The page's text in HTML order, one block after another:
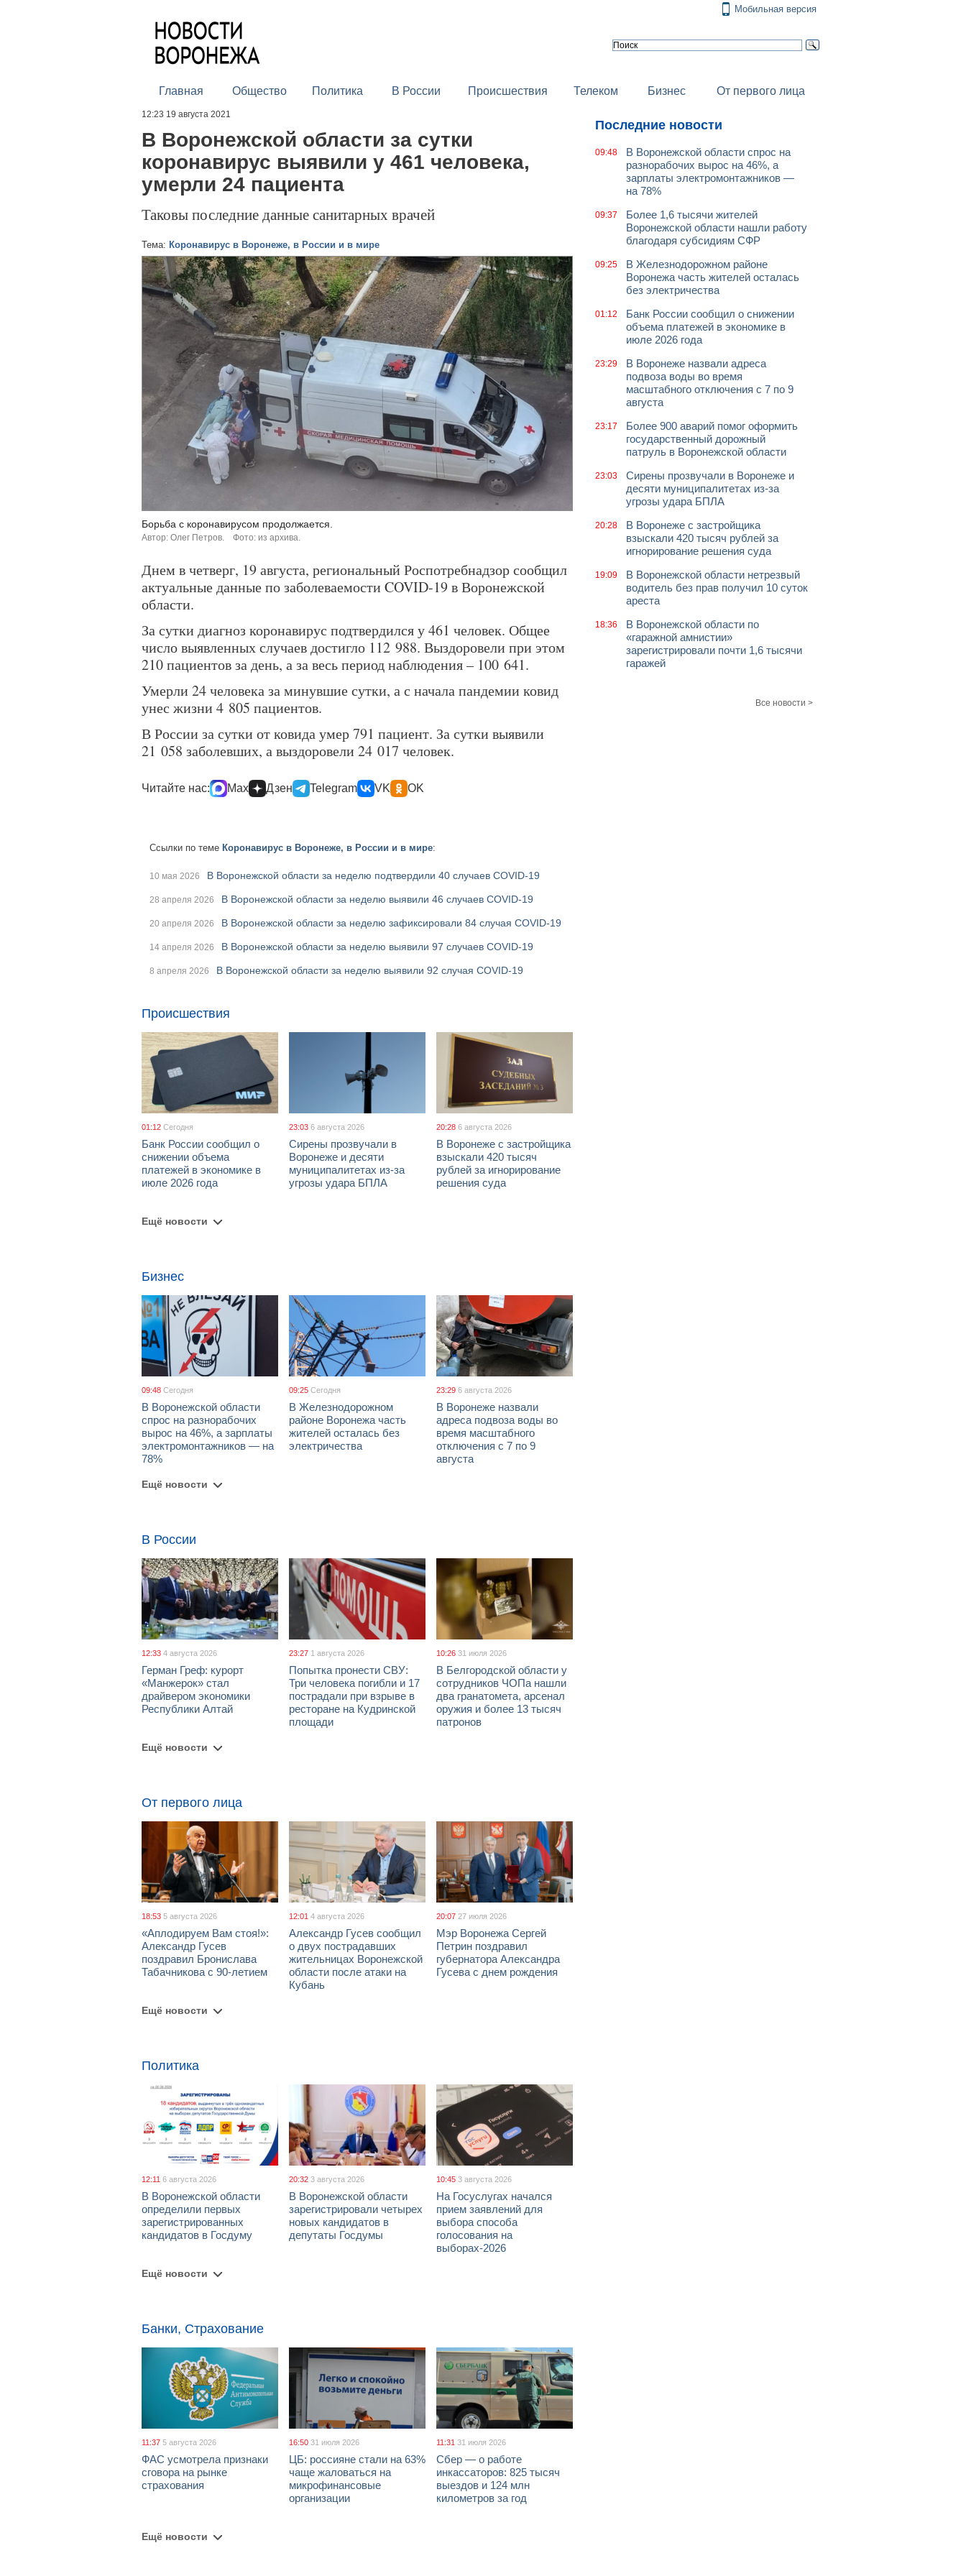
Мобильная версия
Главная Общество Политика В России Происшествия Телеком Бизнес От первого лица
12:23 19 августа 2021
В Воронежской области за сутки
коронавирус выявили у 461 человека,
умерли 24 пациента
Таковы последние данные санитарных врачей
Тема: Коронавирус в Воронеже, в России и в мире
Борьба с коронавирусом продолжается.
Автор: Олег Петров. Фото: из архива.
Днем в четверг, 19 августа, региональный Роспотребнадзор сообщил
актуальные данные по заболеваемости COVID-19 в Воронежской
области.
За сутки диагноз коронавирус подтвердился у 461 человек. Общее
число выявленных случаев достигло 112 988. Выздоровели при этом
210 пациентов за день, а за весь период наблюдения – 100 641.
Умерли 24 человека за минувшие сутки, а с начала пандемии ковид
унес жизни 4 805 пациентов.
В России за сутки от ковида умер 791 пациент. За сутки выявили
21 058 заболевших, а выздоровели 24 017 человек.
Читайте нас: Max Дзен Telegram VK OK
Ссылки по теме Коронавирус в Воронеже, в России и в мире:
10 мая 2026 В Воронежской области за неделю подтвердили 40 случаев COVID-19
28 апреля 2026 В Воронежской области за неделю выявили 46 случаев COVID-19
20 апреля 2026 В Воронежской области за неделю зафиксировали 84 случая COVID-19
14 апреля 2026 В Воронежской области за неделю выявили 97 случаев COVID-19
8 апреля 2026 В Воронежской области за неделю выявили 92 случая COVID-19
Происшествия
01:12 Сегодня
Банк России сообщил о
снижении объема
платежей в экономике в
июле 2026 года
23:03 6 августа 2026
Сирены прозвучали в
Воронеже и десяти
муниципалитетах из-за
угрозы удара БПЛА
20:28 6 августа 2026
В Воронеже с застройщика
взыскали 420 тысяч
рублей за игнорирование
решения суда
Ещё новости
Бизнес
09:48 Сегодня
В Воронежской области
спрос на разнорабочих
вырос на 46%, а зарплаты
электромонтажников — на
78%
09:25 Сегодня
В Железнодорожном
районе Воронежа часть
жителей осталась без
электричества
23:29 6 августа 2026
В Воронеже назвали
адреса подвоза воды во
время масштабного
отключения с 7 по 9
августа
Ещё новости
В России
12:33 4 августа 2026
Герман Греф: курорт
«Манжерок» стал
драйвером экономики
Республики Алтай
23:27 1 августа 2026
Попытка пронести СВУ:
Три человека погибли и 17
пострадали при взрыве в
ресторане на Кудринской
площади
10:26 31 июля 2026
В Белгородской области у
сотрудников ЧОПа нашли
два гранатомета, арсенал
оружия и более 13 тысяч
патронов
Ещё новости
От первого лица
18:53 5 августа 2026
«Аплодируем Вам стоя!»:
Александр Гусев
поздравил Бронислава
Табачникова с 90-летием
12:01 4 августа 2026
Александр Гусев сообщил
о двух пострадавших
жительницах Воронежской
области после атаки на
Кубань
20:07 27 июля 2026
Мэр Воронежа Сергей
Петрин поздравил
губернатора Александра
Гусева с днем рождения
Ещё новости
Политика
12:11 6 августа 2026
В Воронежской области
определили первых
зарегистрированных
кандидатов в Госдуму
20:32 3 августа 2026
В Воронежской области
зарегистрировали четырех
новых кандидатов в
депутаты Госдумы
10:45 3 августа 2026
На Госуслугах начался
прием заявлений для
выбора способа
голосования на
выборах-2026
Ещё новости
Банки, Страхование
11:37 5 августа 2026
ФАС усмотрела признаки
сговора на рынке
страхования
16:50 31 июля 2026
ЦБ: россияне стали на 63%
чаще жаловаться на
микрофинансовые
организации
11:31 31 июля 2026
Сбер — о работе
инкассаторов: 825 тысяч
выездов и 124 млн
километров за год
Ещё новости
Последние новости
09:48
В Воронежской области спрос на
разнорабочих вырос на 46%, а
зарплаты электромонтажников —
на 78%
09:37
Более 1,6 тысячи жителей
Воронежской области нашли работу
благодаря субсидиям СФР
09:25
В Железнодорожном районе
Воронежа часть жителей осталась
без электричества
01:12
Банк России сообщил о снижении
объема платежей в экономике в
июле 2026 года
23:29
В Воронеже назвали адреса
подвоза воды во время
масштабного отключения с 7 по 9
августа
23:17
Более 900 аварий помог оформить
государственный дорожный
патруль в Воронежской области
23:03
Сирены прозвучали в Воронеже и
десяти муниципалитетах из-за
угрозы удара БПЛА
20:28
В Воронеже с застройщика
взыскали 420 тысяч рублей за
игнорирование решения суда
19:09
В Воронежской области нетрезвый
водитель без прав получил 10 суток
ареста
18:36
В Воронежской области по
«гаражной амнистии»
зарегистрировали почти 1,6 тысячи
гаражей
Все новости >